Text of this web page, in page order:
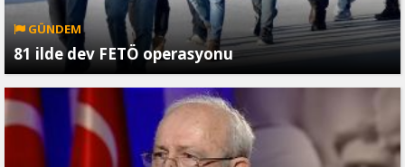
GÜNDEM
81 ilde dev FETÖ operasyonu